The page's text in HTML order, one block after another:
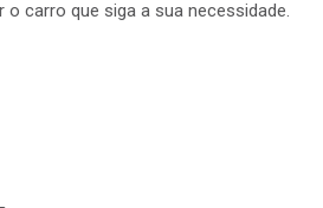
carro que siga a sua necessidade.